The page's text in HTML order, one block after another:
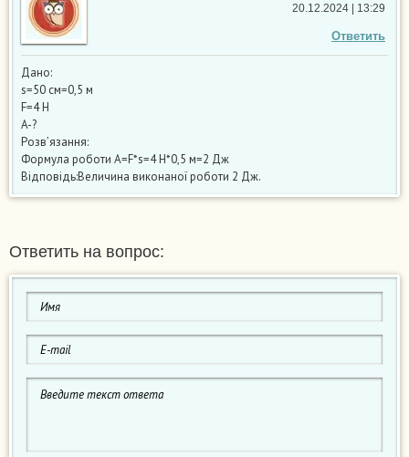
Ответить
20.12.2024 | 13:29
Дано:
s=50 см=0,5 м
F=4 Н
A-?
Розв’язання:
Формула роботи A=F*s=4 Н*0,5 м=2 Дж
Відповідь:Величина виконаної роботи 2 Дж.
Ответить на вопрос: